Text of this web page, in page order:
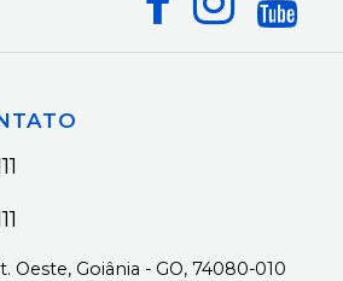
Oeste, Goiânia - GO, 74080-010